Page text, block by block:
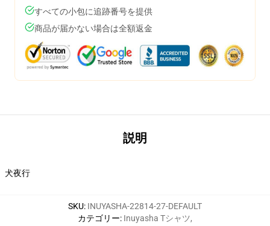
すべての小包に追跡番号を提供
商品が届かない場合は全額返金
説明
犬夜行
SKU: INUYASHA-22814-27-DEFAULT
カテゴリー: Inuyasha Tシャツ,